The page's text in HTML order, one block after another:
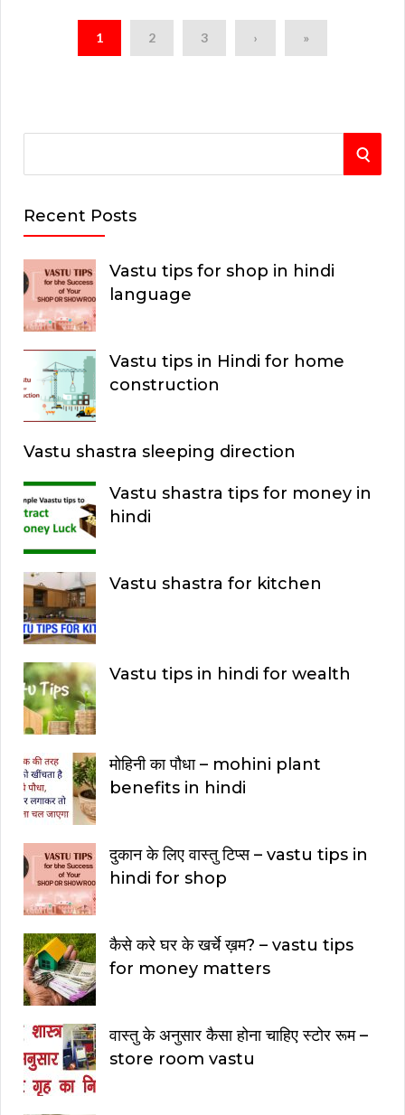
1 2 3 › »
e
r
c
h
f
o
r
S
Recent Posts
Vastu tips for shop in hindi
language
Vastu tips in Hindi for home
construction
Vastu shastra sleeping direction
Vastu shastra tips for money in
hindi
Vastu shastra for kitchen
Vastu tips in hindi for wealth
मोहिनी का पौधा – mohini plant
benefits in hindi
दुकान के लिए वास्तु टिप्स – vastu tips in
hindi for shop
कैसे करे घर के खर्चे ख़म? – vastu tips
for money matters
वास्तु के अनुसार कैसा होना चाहिए स्टोर रूम –
store room vastu